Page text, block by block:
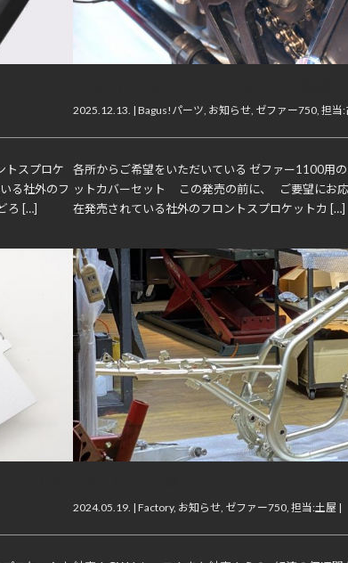
トスプロケ
る社外のフ
ろ […]
2025.12.13. |Bagus!パーツ お知らせ ゼファー750 ,担当:
各所からご希望をいただいている ゼファー1100用
ットカバーセット この発売の前に、 ご要望にお
在発売されている社外のフロントスプロケットカ […]
2024.05.19. |Factory, お知らせ, ゼファー750,担当:土屋 |